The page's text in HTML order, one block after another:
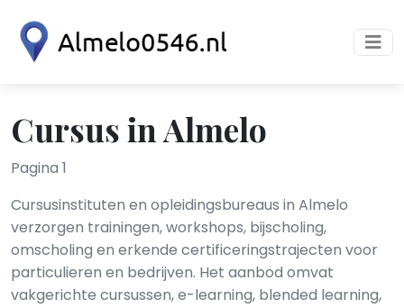
Cursus in Almelo
Pagina 1
Cursusinstituten en opleidingsbureaus in Almelo
verzorgen trainingen, workshops, bijscholing,
omscholing en erkende certificeringstrajecten voor
particulieren en bedrijven. Het aanbod omvat
vakgerichte cursussen, e-learning, blended learning,